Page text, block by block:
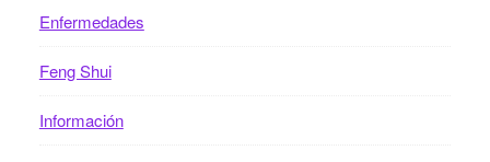
Enfermedades
Feng Shui
Información